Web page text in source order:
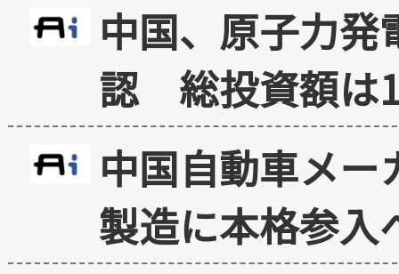
中国、原子力
認 総投資額は
中国自動車メ
製造に本格参入